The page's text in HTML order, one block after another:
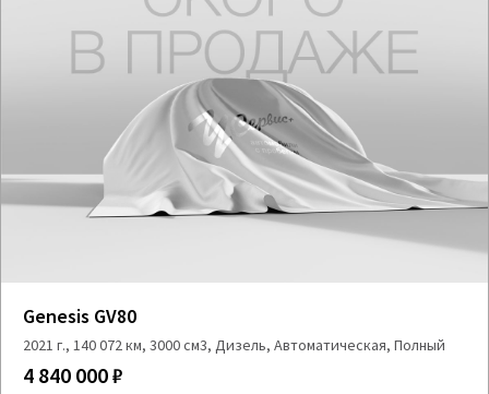
Genesis GV80
2021 г., 140 072 км, 3000 см3, Дизель, Автоматическая, Полный
4 840 000 ₽